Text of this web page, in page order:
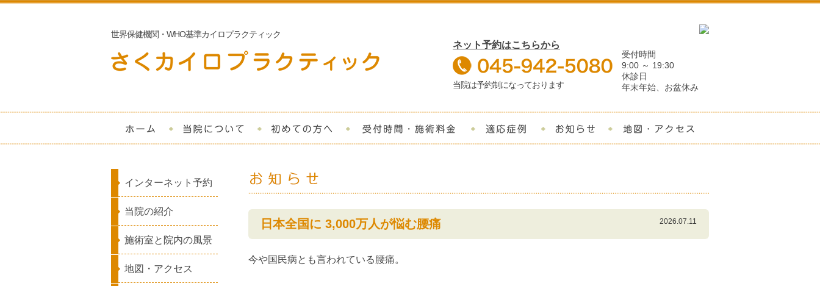
世界保健機関・WHO基準カイロプラクティック
ネット予約はこちらから
当院は予約制になっております
受付時間
9:00 ～ 19:30
休診日
年末年始、お盆休み
日本全国に 3,000万人が悩む腰痛 2026.07.11
今や国民病とも言われている腰痛。
インターネット予約
当院の紹介
施術室と院内の風景
地図・アクセス